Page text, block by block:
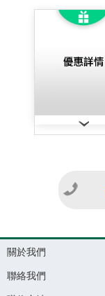
關於我們
聯絡我們